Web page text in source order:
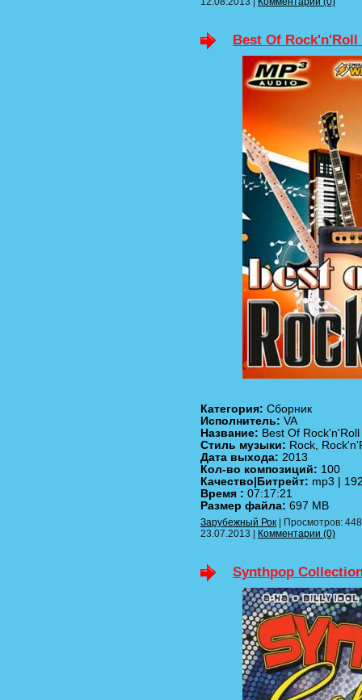
Best Of Rock'n'Roll
Категория: Сборник
Исполнитель: VA
Название: Best Of
Стиль музыки: Rock,
Дата выхода: 2013
Кол-во композиций: 100
Качество|Битрейт: mp3 |
Время : 07:17:21
Размер файла: 697 MB
Зарубежный Рок | Просмотров:
23.07.2013 | Комментарии (0)
Synthpop